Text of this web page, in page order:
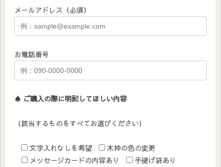
メールアドレス（必須）
お電話番号
♠︎ ご購入の際に明記してほしい内容
（該当するものをすべてお選びください）
文字入れなしを希望
木枠の色の変更
メッセージカードの内容あり
手提げ袋あり